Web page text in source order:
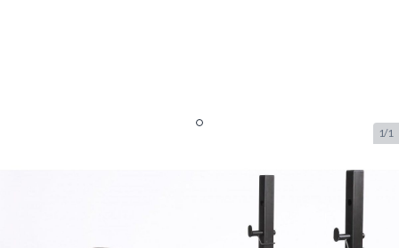
1/1
Adidas weight bench essential
pro multi-purpose bench